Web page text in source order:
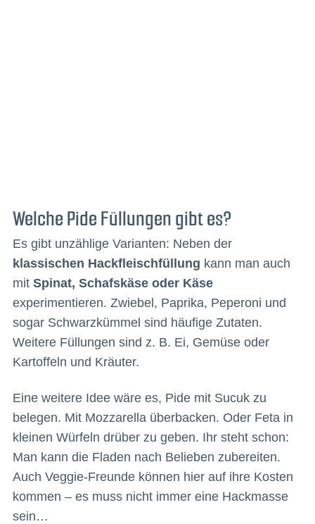
Welche Pide Füllungen gibt es?
Es gibt unzählige Varianten: Neben der
klassischen Hackfleischfüllung kann man auch
mit Spinat, Schafskäse oder Käse
experimentieren. Zwiebel, Paprika, Peperoni und
sogar Schwarzkümmel sind häufige Zutaten.
Weitere Füllungen sind z. B. Ei, Gemüse oder
Kartoffeln und Kräuter.
Eine weitere Idee wäre es, Pide mit Sucuk zu
belegen. Mit Mozzarella überbacken. Oder Feta in
kleinen Würfeln drüber zu geben. Ihr steht schon:
Man kann die Fladen nach Belieben zubereiten.
Auch Veggie-Freunde können hier auf ihre Kosten
kommen – es muss nicht immer eine Hackmasse
sein…